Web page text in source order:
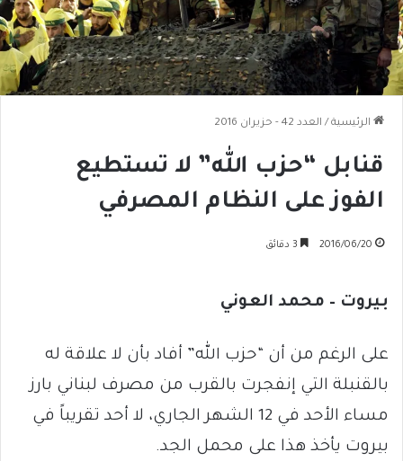
الرئيسية / العدد 42 - حزيران 2016
قنابل “حزب الله” لا تستطيع
الفوز على النظام المصرفي
2016/06/20
بيروت – محمد العوني
على الرغم من أن “حزب الله” أفاد بأن لا علاقة له
بالقنبلة التي إنفجرت بالقرب من مصرف لبناني بارز
مساء الأحد في 12 الشهر الجاري، لا أحد تقريباً في
بيروت يأخذ هذا على محمل الجد.